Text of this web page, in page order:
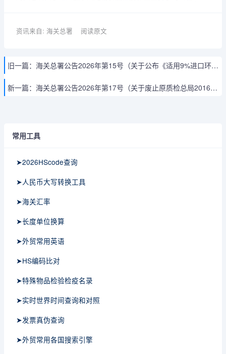
资讯来自: 海关总署 阅读原文
旧一篇： 海关总署公告2026年第15号（关于公布《适用9%进口环节增值税税率非全税目商品对应海关商品编号表》的公告）
新一篇： 海关总署公告2026年第17号（关于废止原质检总局2016年第15号风险警示通告的公告）
常用工具
➤2026HScode查询
➤人民币大写转换工具
➤海关汇率
➤长度单位换算
➤外贸常用英语
➤HS编码比对
➤特殊物品检验检疫名录
➤实时世界时间查询和对照
➤发票真伪查询
➤外贸常用各国搜索引擎